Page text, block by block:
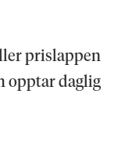
prislappen
opptar daglig